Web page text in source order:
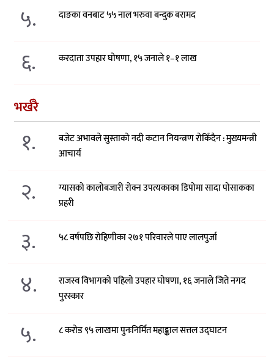
५. दाङका वनबाट ५५ नाल भरुवा बन्दुक बरामद
६. करदाता उपहार घोषणा, १५ जनाले १–१ लाख
भर्खरै
१.
बजेट अभावले सुस्ताको नदी कटान नियन्त्रण रोकिँदैन : मुख्यमन्त्री
आचार्य
२.
ग्यासको कालोबजारी रोक्न उपत्यकाका डिपोमा सादा पोसाकका
प्रहरी
३. ५८ वर्षपछि रोहिणीका २७१ परिवारले पाए लालपुर्जा
४.
राजस्व विभागको पहिलो उपहार घोषणा, १६ जनाले जिते नगद
पुरस्कार
५. ८ करोड ९५ लाखमा पुनःनिर्मित महाङ्काल सत्तल उद्घाटन